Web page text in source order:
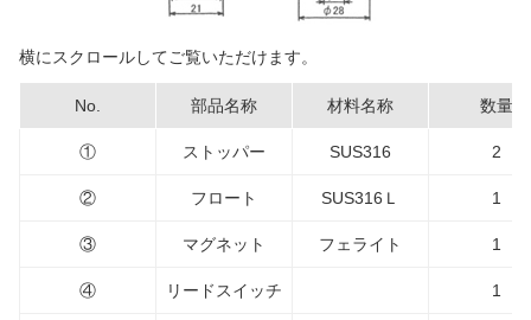
横にスクロールしてご覧いただけます。
No. 部品名称 材料名称 数量
① ストッパー SUS316 2
② フロート SUS316Ｌ 1
③ マグネット フェライト 1
④ リードスイッチ 1